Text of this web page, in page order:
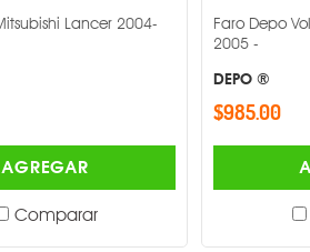
Faro Depo Volkswagen Pointer 2000-